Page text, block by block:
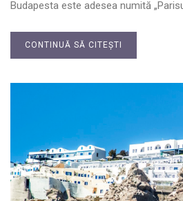
Budapesta este adesea numită
CONTINUĂ SĂ CITEȘTI